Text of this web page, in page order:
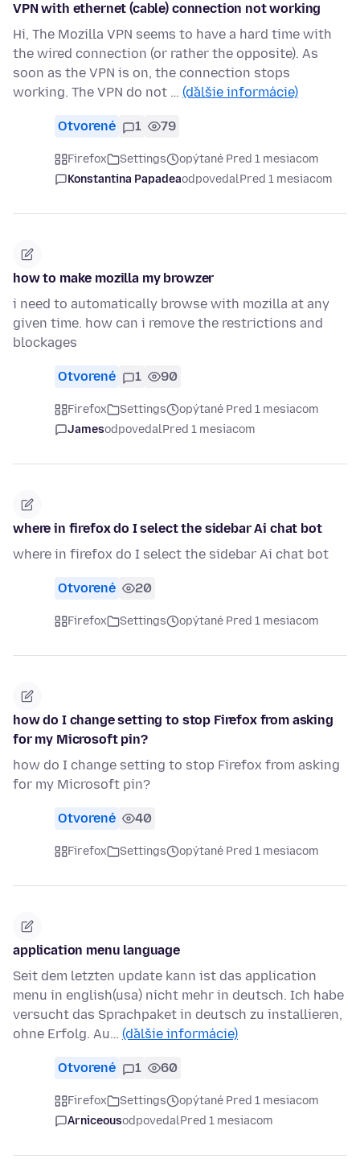
VPN with ethernet (cable) connection not working
Hi, The Mozilla VPN seems to have a hard time with
the wired connection (or rather the opposite). As
soon as the VPN is on, the connection stops
working. The VPN do not … (ďalšie informácie)
Otvorené 1 79
Firefox Settings
opýtané Pred 1 mesiacom
Konstantina PapadeaodpovedalPred 1 mesiacom
how to make mozilla my browzer
i need to automatically browse with mozilla at any
given time. how can i remove the restrictions and
blockages
Otvorené 1 90
Firefox Settings
opýtané Pred 1 mesiacom
JamesodpovedalPred 1 mesiacom
where in firefox do I select the sidebar Ai chat bot
where in firefox do I select the sidebar Ai chat bot
Otvorené 20
Firefox Settings opýtané Pred 1 mesiacom
how do I change setting to stop Firefox from asking
for my Microsoft pin?
how do I change setting to stop Firefox from asking
for my Microsoft pin?
Otvorené 40
Firefox Settings opýtané Pred 1 mesiacom
application menu language
Seit dem letzten update kann ist das application
menu in english(usa) nicht mehr in deutsch. Ich habe
versucht das Sprachpaket in deutsch zu installieren,
ohne Erfolg. Au… (ďalšie informácie)
Otvorené 1 60
Firefox Settings
opýtané Pred 1 mesiacom
ArniceousodpovedalPred 1 mesiacom